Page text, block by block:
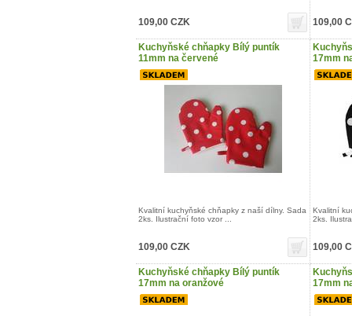
109,00 CZK 109,00
Kuchyňské chňapky Bílý puntík
11mm na červené
Kvalitní kuchyňské chňapky z naší dílny. Sada
2ks. Ilustrační foto vzor ...
109,00 CZK
17mm
Kvalitní
2ks.
109,00
Kuchyňské chňapky Bílý puntík
17mm na oranžové
17mm